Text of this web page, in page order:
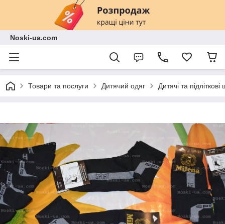
Noski-ua.com
Товари та послуги Дитячий одяг Дитячі та